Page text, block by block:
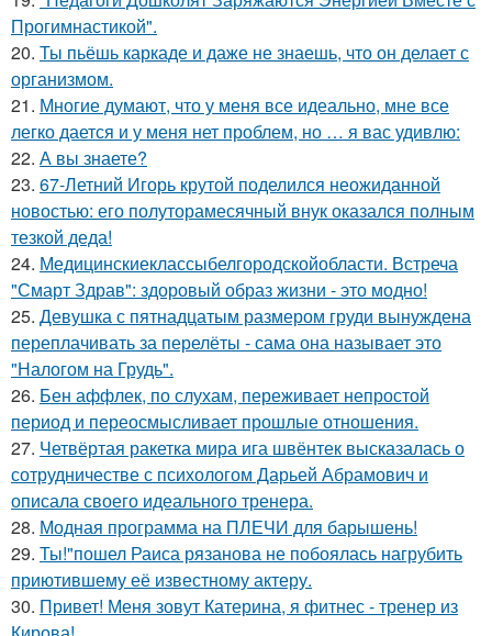
Прогимнастикой".
20. Ты пьёшь каркаде и даже не знаешь, что он делает с
организмом.
21. Многие думают, что у меня все идеально, мне все
легко дается и у меня нет проблем, но … я вас удивлю:
22. А вы знаете?
23. 67-Летний Игорь крутой поделился неожиданной
новостью: его полуторамесячный внук оказался полным
тезкой деда!
24. Медицинскиеклассыбелгородскойобласти. Встреча
"Смарт Здрав": здоровый образ жизни - это модно!
25. Девушка с пятнадцатым размером груди вынуждена
переплачивать за перелёты - сама она называет это
"Налогом на Грудь".
26. Бен аффлек, по слухам, переживает непростой
период и переосмысливает прошлые отношения.
27. Четвёртая ракетка мира ига швёнтек высказалась о
сотрудничестве с психологом Дарьей Абрамович и
описала своего идеального тренера.
28. Модная программа на ПЛЕЧИ для барышень!
29. Ты!"пошел Раиса рязанова не побоялась нагрубить
приютившему её известному актеру.
30. Привет! Меня зовут Катерина, я фитнес - тренер из